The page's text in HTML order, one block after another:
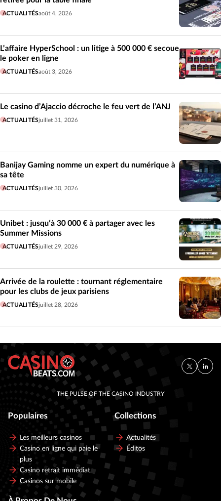
ACTUALITÉSaoût 4, 2026
L’affaire HyperSchool : un litige à 500 000 € secoue
le poker en ligne
ACTUALITÉSaoût 3, 2026
Le casino d’Ajaccio décroche le feu vert de l’ANJ
ACTUALITÉSjuillet 31, 2026
Banijay Gaming nomme un expert du numérique à
sa tête
ACTUALITÉSjuillet 30, 2026
Unibet : jusqu’à 30 000 € à partager avec les
Summer Missions
ACTUALITÉSjuillet 29, 2026
Arrivée de la roulette : tournant réglementaire
pour les clubs de jeux parisiens
ACTUALITÉSjuillet 28, 2026
THE PULSE OF THE CASINO INDUSTRY
Populaires
Les meilleurs casinos
Casino en ligne qui paie le
plus
Casino retrait immédiat
Casinos sur mobile
Collections
Actualités
Éditos